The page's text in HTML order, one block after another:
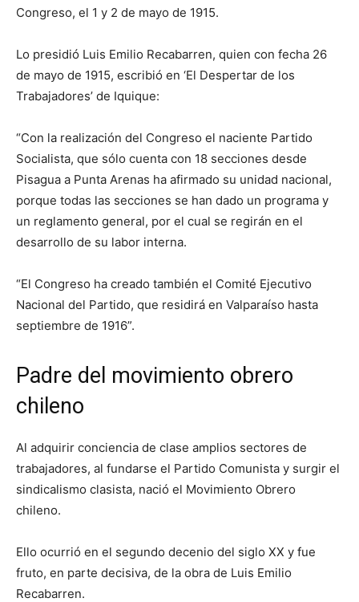
Congreso, el 1 y 2 de mayo de 1915.
Lo presidió Luis Emilio Recabarren, quien con fecha 26
de mayo de 1915, escribió en ‘El Despertar de los
Trabajadores’ de Iquique:
“Con la realización del Congreso el naciente Partido
Socialista, que sólo cuenta con 18 secciones desde
Pisagua a Punta Arenas ha afirmado su unidad nacional,
porque todas las secciones se han dado un programa y
un reglamento general, por el cual se regirán en el
desarrollo de su labor interna.
“El Congreso ha creado también el Comité Ejecutivo
Nacional del Partido, que residirá en Valparaíso hasta
septiembre de 1916”.
Padre del movimiento obrero
chileno
Al adquirir conciencia de clase amplios sectores de
trabajadores, al fundarse el Partido Comunista y surgir el
sindicalismo clasista, nació el Movimiento Obrero
chileno.
Ello ocurrió en el segundo decenio del siglo XX y fue
fruto, en parte decisiva, de la obra de Luis Emilio
Recabarren.